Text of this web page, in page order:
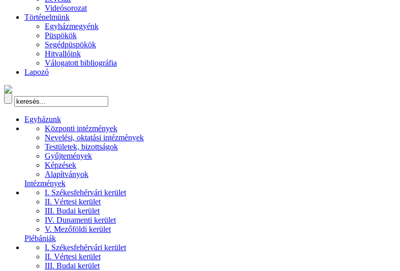
Videósorozat
Történelmünk
Egyházmegyénk
Püspökök
Segédpüspökök
Hitvallóink
Válogatott bibliográfia
Lapozó
Egyházunk
Központi intézmények
Nevelési, oktatási intézmények
Testületek, bizottságok
Gyűjtemények
Képzések
Alapítványok
Intézmények
I. Székesfehérvári kerület
II. Vértesi kerület
III. Budai kerület
IV. Dunamenti kerület
V. Mezőföldi kerület
Plébániák
I. Székesfehérvári kerület
II. Vértesi kerület
III. Budai kerület